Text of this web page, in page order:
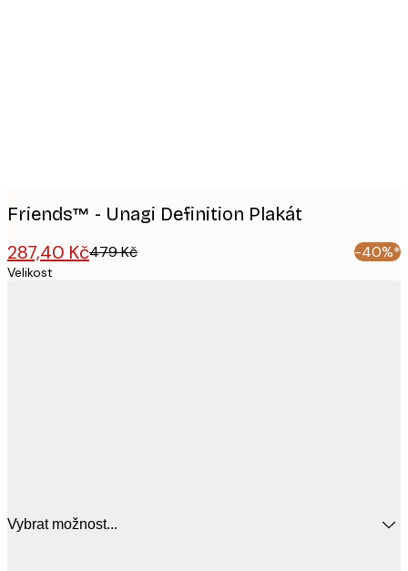
Friends™ - Unagi Definition Plakát
287,40 Kč479 Kč -40%*
Velikost
Vybrat možnost...